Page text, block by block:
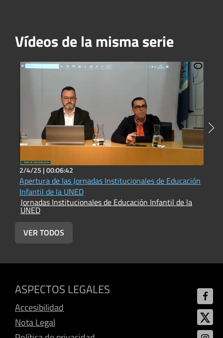
Vídeos de la misma serie
2/4/25 |00:06:42
Apertura de las Jornadas Institucionales de Educación
Infantil de la UNED
Jornadas Institucionales de Educación Infantil de la
UNED
VER TODOS
ASPECTOS LEGALES
Accesibilidad
Nota Legal